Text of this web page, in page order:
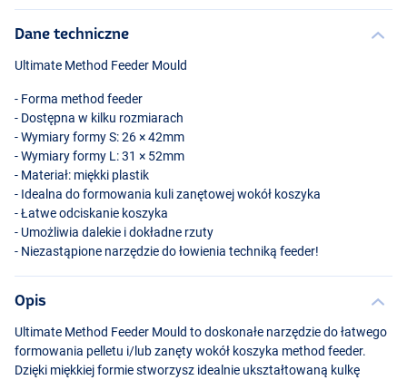
Dane techniczne
Ultimate Method Feeder Mould
- Forma method feeder
- Dostępna w kilku rozmiarach
- Wymiary formy S: 26 × 42mm
- Wymiary formy L: 31 × 52mm
- Materiał: miękki plastik
- Idealna do formowania kuli zanętowej wokół koszyka
- Łatwe odciskanie koszyka
- Umożliwia dalekie i dokładne rzuty
- Niezastąpione narzędzie do łowienia techniką feeder!
Opis
Ultimate Method Feeder Mould to doskonałe narzędzie do łatwego
formowania pelletu i/lub zanęty wokół koszyka method feeder.
Dzięki miękkiej formie stworzysz idealnie ukształtowaną kulkę